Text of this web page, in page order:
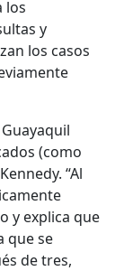
los
y
los casos
(como
“Al
y explica que
que se
de tres,